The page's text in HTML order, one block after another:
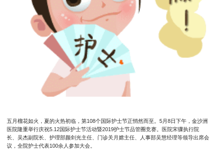
五月榴花如火，夏的火热初临，第108个国际护士节正悄然而至。5月8日下午，金沙洲
医院隆重举行庆祝5.12国际护士节活动暨2019护士节品管圈竞赛。医院宋骤执行院
长、吴杰副院长、护理部颜剑光主任、门诊关月嫦主任、人事部吴慧经理等领导出席会
议，全院护士代表100余人参加大会。